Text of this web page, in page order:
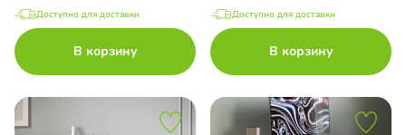
Доступно для доставки
В корзину
Доступно для доставки
В корзину